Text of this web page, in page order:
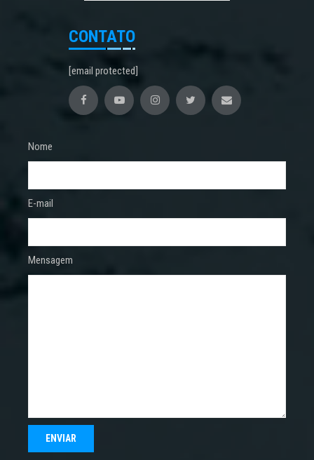
CONTATO
[email protected]
Nome
E-mail
Mensagem